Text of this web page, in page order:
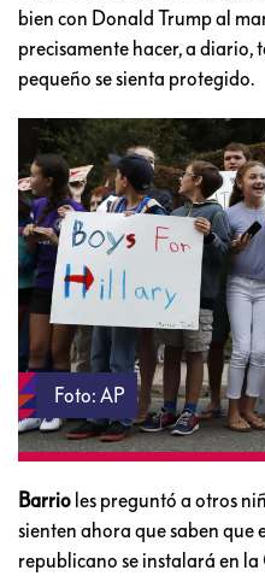
bien con Donald Trump al
precisamente hacer, a diario,
pequeño se sienta protegido.
Foto: AP
Barrio les preguntó a otros
sienten ahora que saben que
republicano se instalará en